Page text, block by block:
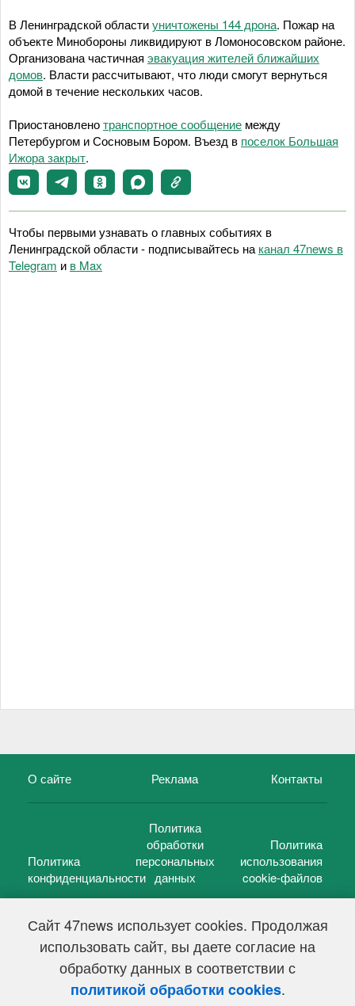
Сайт 47news использует cookies. Продолжая
использовать сайт, вы даете согласие на
обработку данных в соответствии с
политикой обработки cookies.
В Ленинградской областиуничтожены 144 дрона. Пожар на
объекте Минобороны ликвидируют в Ломоносовском районе.
Организована частичная эвакуация жителей ближайших
домов. Власти рассчитывают, что люди смогут вернуться
домой в течение нескольких часов.
Приостановленотранспортное сообщение между
Петербургом и Сосновым Бором. Въезд в поселок Большая
Ижора закрыт.
Чтобы первыми узнавать о главных событиях в
Ленинградской области - подписывайтесь на канал 47news в
Telegram и в Maх
О сайте Реклама Контакты
Политика
конфиденциальности
Политика
обработки
персональных
данных
Политика
использования
cookie-файлов
47 новостей (47 news)2005 — 2026 г.
Свидетельство о регистрации СМИ Эл № ФС 77-39848, выдано
Федеральной службой по надзору в сфере связи,
информационных технологий и массовых коммуникаций